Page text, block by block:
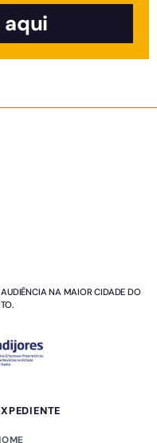
NA MAIOR CIDADE DO